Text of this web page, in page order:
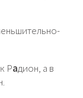
Радион, а в